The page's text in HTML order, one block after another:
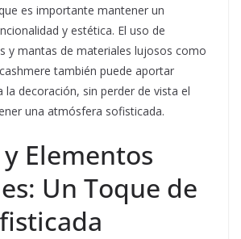
es importante mantener un
y estética. El uso de
y mantas de materiales lujosos como
también puede aportar
la decoración, sin perder de vista el
una atmósfera sofisticada.
Elementos
Un Toque de